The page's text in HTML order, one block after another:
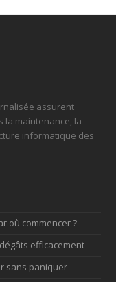
assurent
la maintenance, la
informatique des
où commencer ?
efficacement
sans paniquer